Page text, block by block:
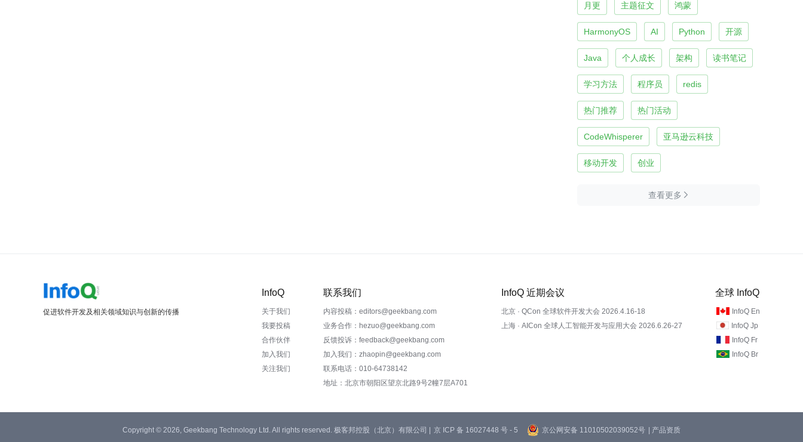
月更 主题征文 鸿蒙
HarmonyOS AI Python 开源
Java 个人成长 架构 读书笔记
学习方法 程序员 redis
热门推荐 热门活动
CodeWhisperer 亚马逊云科技
移动开发 创业
查看更多 
促进软件开发及相关领域知识与创新的传播
InfoQ
关于我们
我要投稿
合作伙伴
加入我们
关注我们
联系我们
内容投稿：editors@geekbang.com
业务合作：hezuo@geekbang.com
反馈投诉：feedback@geekbang.com
加入我们：zhaopin@geekbang.com
联系电话：010-64738142
地址：北京市朝阳区望京北路9号2幢7层A701
InfoQ 近期会议
北京 · QCon 全球软件开发大会 2026.4.16-18
上海 · AICon 全球人工智能开发与应用大会 2026.6.26-27
全球 InfoQ
InfoQ En
InfoQ Jp
InfoQ Fr
InfoQ Br
Copyright © 2026, Geekbang Technology Ltd. All rights reserved. 极客邦控股（北京）有限公司 | 京 ICP 备 16027448 号 - 5 京公网安备 11010502039052号 | 产品资质